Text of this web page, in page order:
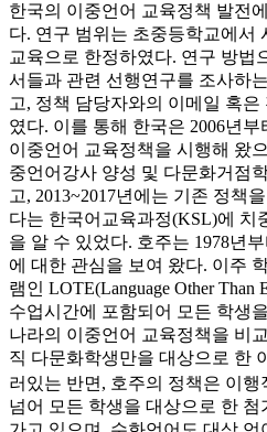
한국의 이중언어 교육정책 발전
다. 연구 범위는 초중등학교에서
교육으로 한정하였다. 연구 방법
서들과 관련 선행연구를 조사하
고, 정책 담당자와의 이메일 혹
였다. 이를 통해 한국은 2006년
이중언어 교육정책을 시행해 왔
중언어강사 양성 및 다문화거점
고, 2013~2017년에는 기존 정책
다는 한국어교육과정(KSL)에 치
을 알 수 있었다. 호주는 1978년
에 대한 관심을 보여 왔다. 이주
램인 LOTE(Language Other Than
수업시간에 포함되어 모든 학생
나라의 이중언어 교육정책을 비
직 다문화학생만을 대상으로 한
러있는 반면, 호주의 정책은 이
넘어 모든 학생을 대상으로 한